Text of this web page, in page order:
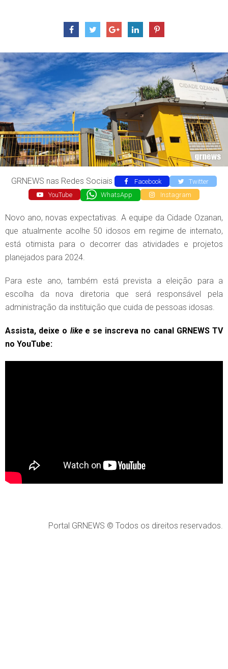
GRNEWS nas Redes Sociais Facebook
Twitter
YouTube
WhatsApp Instagram
Novo ano, novas expectativas. A equipe da Cidade Ozanan,
que atualmente acolhe 50 idosos em regime de internato,
está otimista para o decorrer das atividades e projetos
planejados para 2024.
Para este ano, também está prevista a eleição para a
escolha da nova diretoria que será responsável pela
administração da instituição que cuida de pessoas idosas.
Assista, deixe o likee se inscreva no canal GRNEWS TV
no YouTube:
Portal GRNEWS © Todos os direitos reservados.